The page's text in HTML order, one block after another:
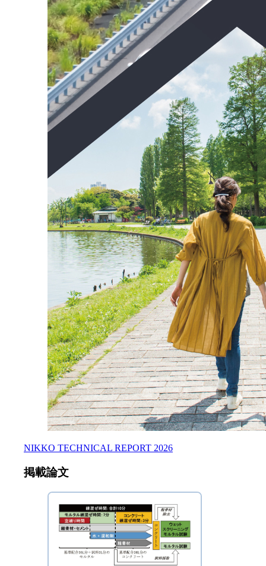
NIKKO TECHNICAL REPORT 2026
掲載論文